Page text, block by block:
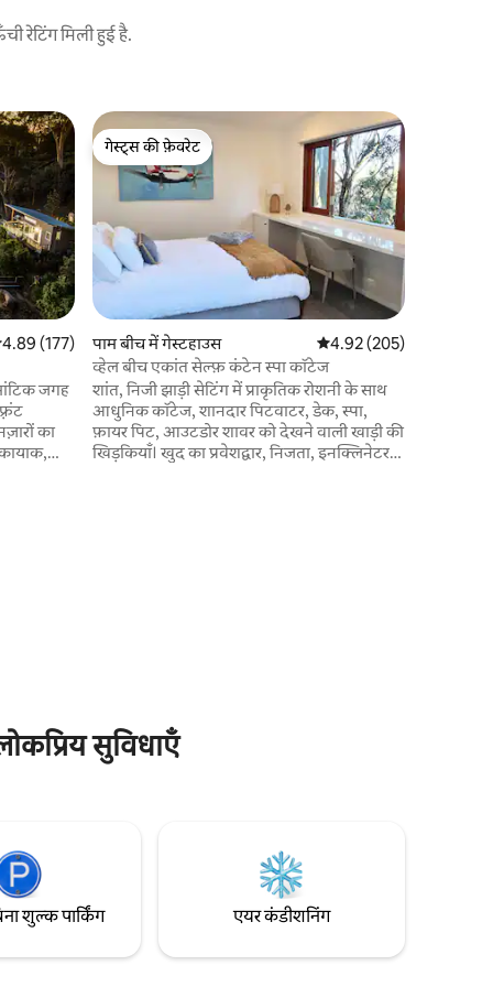
रेटिंग मिली हुई है.
रेटिंग 5 में से 4.89, 177 समीक्षाएँ
4.89 (177)
जगह
का
गेस्ट्स की फ़ेवरेट
गेस्ट्स की फ़ेवरेट
पाम बीच में गेस्टहाउस औसत रेटिंग 5 में से 4.92,
4.92 (205)
व्हेल बीच एकांत सेल्फ़ कंटेन स्पा कॉटेज
शांत, निजी झाड़ी सेटिंग में प्राकृतिक रोशनी के साथ
आधुनिक कॉटेज, शानदार पिटवाटर, डेक, स्पा,
फ़ायर पिट, आउटडोर शावर को देखने वाली खाड़ी की
खिड़कियाँ। खुद का प्रवेशद्वार, निजता, इनक्लिनेटर
सुविधाएँ
शुल्क पार्किंग एयर कंडीशनिंग